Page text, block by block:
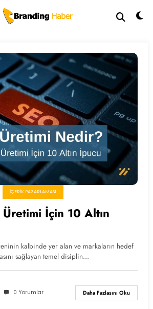
İÇERIK PAZARLAMASI
İçin 10 Altın
kalbinde yer alan ve markaların hedef
sağlayan temel disiplin…
0 Yorumlar Daha Fazlasını Oku